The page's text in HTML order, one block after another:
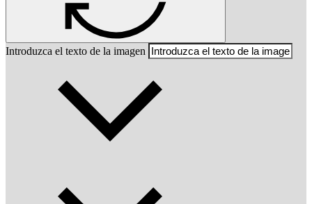
Introduzca el texto de la imagen